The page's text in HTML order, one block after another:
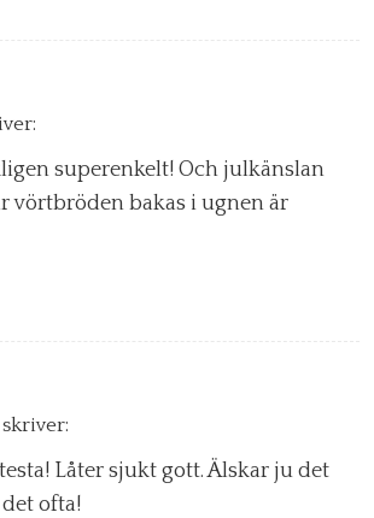
superenkelt! Och julkänslan
vörtbröden bakas i ugnen är
skriver:
Låter sjukt gott. Älskar ju det
ofta!